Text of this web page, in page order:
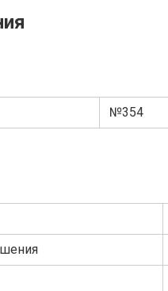
№354